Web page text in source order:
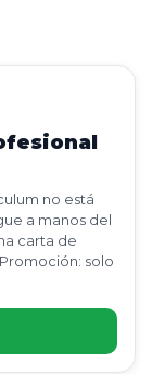
no está
a manos del
carta de
solo